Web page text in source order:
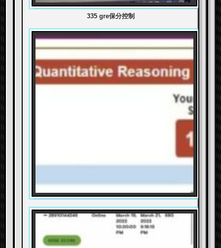
335 gre保分控制